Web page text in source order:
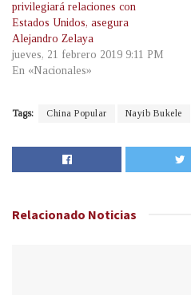
privilegiará relaciones con
Estados Unidos, asegura
Alejandro Zelaya
jueves, 21 febrero 2019 9:11 PM
En «Nacionales»
Tags: China Popular Nayib Bukele
Relacionado Noticias